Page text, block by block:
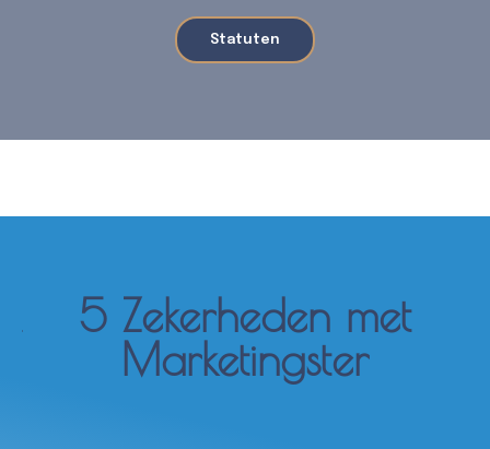
Statuten
5 Zekerheden met
Marketingster